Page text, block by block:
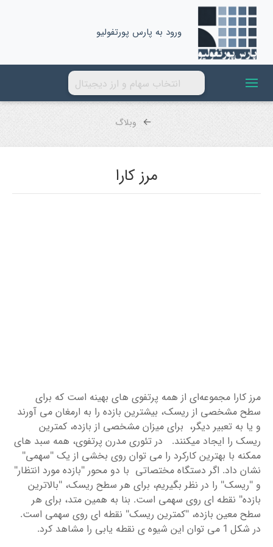
ورود به پارس پورتفولیو
وبلاگ
مرز کارا
مرز کارا مجموعه‌ای از همه پرتفوی های بهینه است که برای
سطح مشخصی از ریسک، بیشترین بازده را به ارمغان می آورند
و یا به تعبیر دیگر، برای میزان مشخصی از بازده، کمترین
ریسک را ایجاد میکنند. در تئوری مدرن پرتفوی، همه سبد های
ممکنه با بهترین کارکرد را می توان روی بخشی از یک "سهمی"
نشان داد. اگر دستگاه مختصاتی با دو محور "بازده مورد انتظار"
و "ریسک" را در نظر بگیریم، برای هر سطح ریسک، "بالاترین
بازده" نقطه ای روی سهمی است. بنا به همین متد، برای هر
سطح معین بازده، "کمترین ریسک" نقطه ای روی سهمی است.
در شکل 1 می توان این شیوه ی نقطه یابی را مشاهد کرد.